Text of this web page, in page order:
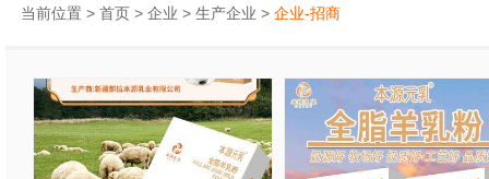
当前位置 > 首页 > 企业 > 生产企业 > 企业-招商